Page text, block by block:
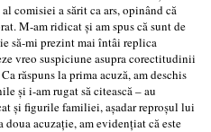
comisiei a sărit ca ars, opinând că
M-am ridicat şi am spus că sunt de
să-mi prezint mai întâi replica
vreo suspiciune asupra corectitudinii
răspuns la prima acuză, am deschis
şi i-am rugat să citească – au
şi figurile familiei, aşadar reproşul lui
acuzaţie, am evidenţiat că este